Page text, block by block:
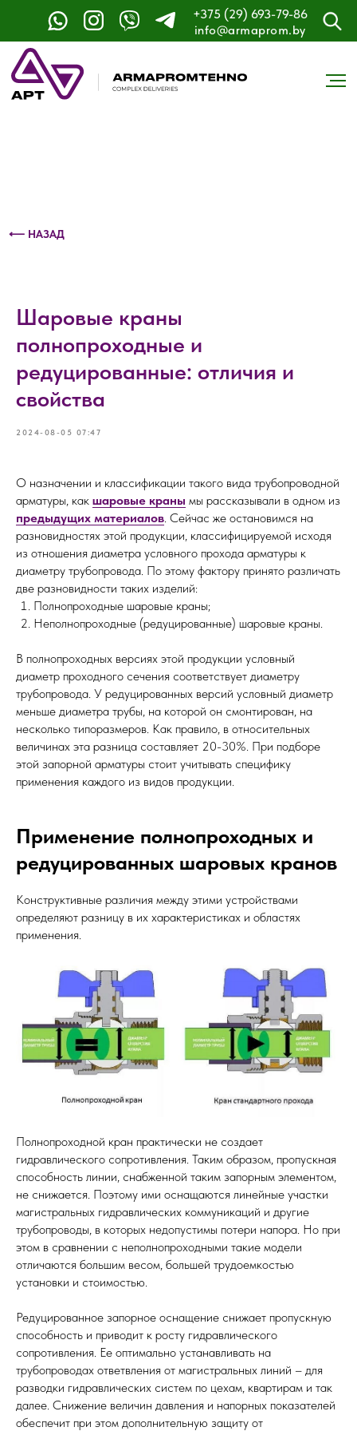
+375 (29) 693-79-86
info@armaprom.by
Контактный телефон: +375 (29) 693-79-86
⟵ НАЗАД
Шаровые краны
полнопроходные и
редуцированные: отличия и
свойства
2024-08-05 07:47
О назначении и классификации такого вида трубопроводной
арматуры, как шаровые краны мы рассказывали в одном из
предыдущих материалов. Сейчас же остановимся на
разновидностях этой продукции, классифицируемой исходя
из отношения диаметра условного прохода арматуры к
диаметру трубопровода. По этому фактору принято различать
две разновидности таких изделий:
Полнопроходные шаровые краны;
Неполнопроходные (редуцированные) шаровые краны.
В полнопроходных версиях этой продукции условный
диаметр проходного сечения соответствует диаметру
трубопровода. У редуцированных версий условный диаметр
меньше диаметра трубы, на которой он смонтирован, на
несколько типоразмеров. Как правило, в относительных
величинах эта разница составляет 20-30%. При подборе
этой запорной арматуры стоит учитывать специфику
применения каждого из видов продукции.
Применение полнопроходных и
редуцированных шаровых кранов
Конструктивные различия между этими устройствами
определяют разницу в их характеристиках и областях
применения.
Полнопроходной кран практически не создает
гидравлического сопротивления. Таким образом, пропускная
способность линии, снабженной таким запорным элементом,
не снижается. Поэтому ими оснащаются линейные участки
магистральных гидравлических коммуникаций и другие
трубопроводы, в которых недопустимы потери напора. Но при
этом в сравнении с неполнопроходными такие модели
отличаются большим весом, большей трудоемкостью
установки и стоимостью.
Редуцированное запорное оснащение снижает пропускную
способность и приводит к росту гидравлического
сопротивления. Ее оптимально устанавливать на
трубопроводах ответвления от магистральных линий – для
разводки гидравлических систем по цехам, квартирам и так
далее. Снижение величин давления и напорных показателей
обеспечит при этом дополнительную защиту от